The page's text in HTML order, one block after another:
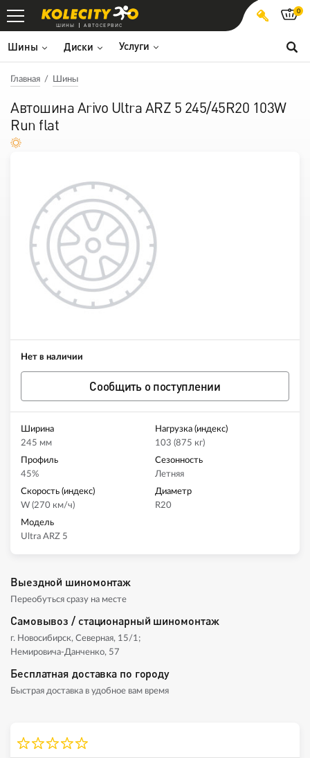
ШИНЫ АВТОСЕРВИС
Шины Диски Услуги
0
Главная Шины
Автошина Arivo Ultra ARZ 5 245/45R20 103W
Run flat
Нет в наличии
Сообщить о поступлении
Ширина
245 мм
Нагрузка (индекс)
103 (875 кг)
Профиль
45%
Сезонность
Летняя
Скорость (индекс)
W (270 км/ч)
Диаметр
R20
Модель
Ultra ARZ 5
Выездной шиномонтаж
Переобуться сразу на месте
Самовывоз / стационарный шиномонтаж
г. Новосибирск, Северная, 15/1;
Немировича-Данченко, 57
Бесплатная доставка по городу
Быстрая доставка в удобное вам время